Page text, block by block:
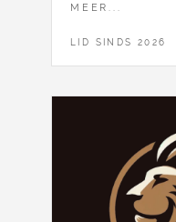
MEER...
LID SINDS 2026